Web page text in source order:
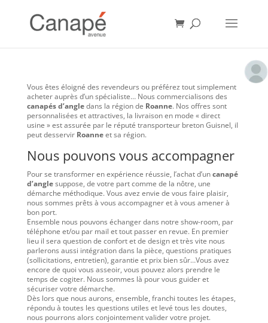
Vous êtes éloigné des revendeurs ou préférez tout simplement
acheter auprès d’un spécialiste… Nous commercialisons des
canapés d’angledans la région de Roanne. Nos offres sont
personnalisées et attractives, la livraison en mode « direct
usine » est assurée par le réputé transporteur breton Guisnel, il
peut desservir Roanneet sa région.
Nous pouvons vous accompagner
Pour se transformer en expérience réussie, l’achat d’uncanapé
d’anglesuppose, de votre part comme de la nôtre, une
démarche méthodique. Vous avez envie de vous faire plaisir,
nous sommes prêts à vous accompagner et à vous amener à
bon port.
Ensemble nous pouvons échanger dans notre show-room, par
téléphone et/ou par mail et tout passer en revue. En premier
lieu il sera question de confort et de design et très vite nous
parlerons aussi intégration dans la pièce, questions pratiques
(sollicitations, entretien), garantie et prix bien sûr…Vous avez
encore de quoi vous asseoir, vous pouvez alors prendre le
temps de cogiter. Nous sommes là pour vous guider et
sécuriser votre démarche.
Dès lors que nous aurons, ensemble, franchi toutes les étapes,
répondu à toutes les questions utiles et levé tous les doutes,
nous pourrons alors conjointement valider votre projet.